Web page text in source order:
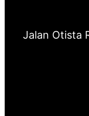
Jalan Otista